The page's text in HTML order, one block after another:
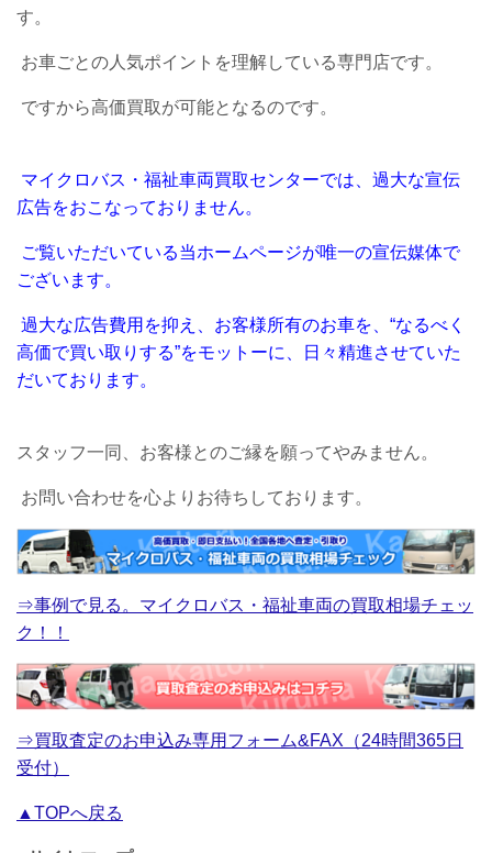
す。
お車ごとの人気ポイントを理解している専門店です。
ですから高価買取が可能となるのです。
マイクロバス・福祉車両買取センターでは、過大な宣伝
広告をおこなっておりません。
ご覧いただいている当ホームページが唯一の宣伝媒体で
ございます。
過大な広告費用を抑え、お客様所有のお車を、“なるべく
高価で買い取りする”をモットーに、日々精進させていた
だいております。
スタッフ一同、お客様とのご縁を願ってやみません。
お問い合わせを心よりお待ちしております。
⇒事例で見る。マイクロバス・福祉車両の買取相場チェッ
ク！！
⇒買取査定のお申込み専用フォーム&FAX（24時間365日
受付）
▲TOPへ戻る